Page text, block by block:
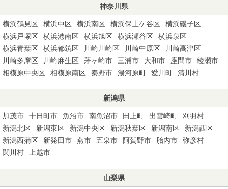
神奈川県
横浜鶴見区 横浜中区 横浜南区 横浜保土ケ谷区
横浜磯子区
横浜戸塚区
横浜港南区 横浜旭区 横浜瀬谷区
横浜泉区
横浜青葉区
横浜都筑区 川崎川崎区 川崎中原区
川崎高津区
川崎多摩区
川崎麻生区 茅ヶ崎市 三浦市 大和市 座間市
綾瀬市
相模原中央区
相模原南区 秦野市 湯河原町 愛川町 清川村
新潟県
加茂市 十日町市 魚沼市 南魚沼市 田上町 出雲崎町
刈羽村
新潟北区
新潟東区 新潟中央区 新潟秋葉区 新潟南区
新潟西区
新潟西蒲区
新発田市 燕市 五泉市 阿賀野市 胎内市
弥彦村
関川村
上越市
山梨県